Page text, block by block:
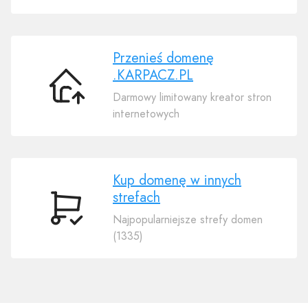
Przenieś
domenę
Przenieś domenę
.KARPACZ.PL
Darmowy limitowany kreator stron
internetowych
Kup
Kup domenę w innych
strefach
Najpopularniejsze strefy domen
(1335)